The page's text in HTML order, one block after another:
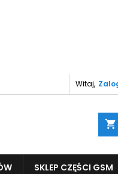
Witaj,
shopping_cart
SKLEP CZĘŚCI GSM